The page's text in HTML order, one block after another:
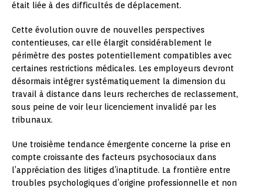
était liée à des difficultés de déplacement.
Cette évolution ouvre de nouvelles perspectives
contentieuses, car elle élargit considérablement le
périmètre des postes potentiellement compatibles avec
certaines restrictions médicales. Les employeurs devront
désormais intégrer systématiquement la dimension du
travail à distance dans leurs recherches de reclassement,
sous peine de voir leur licenciement invalidé par les
tribunaux.
Une troisième tendance émergente concerne la prise en
compte croissante des facteurs psychosociaux dans
l’appréciation des litiges d’inaptitude. La frontière entre
troubles psychologiques d’origine professionnelle et non